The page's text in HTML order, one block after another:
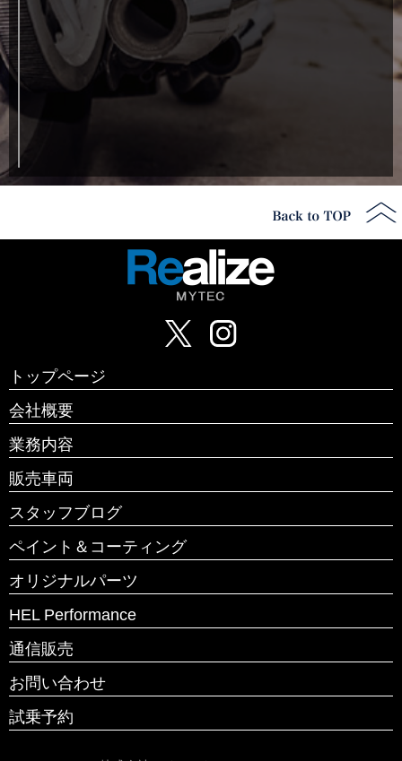
トップページ
会社概要
業務内容
販売車両
スタッフブログ
ペイント＆コーティング
オリジナルパーツ
HEL Performance
通信販売
お問い合わせ
試乗予約